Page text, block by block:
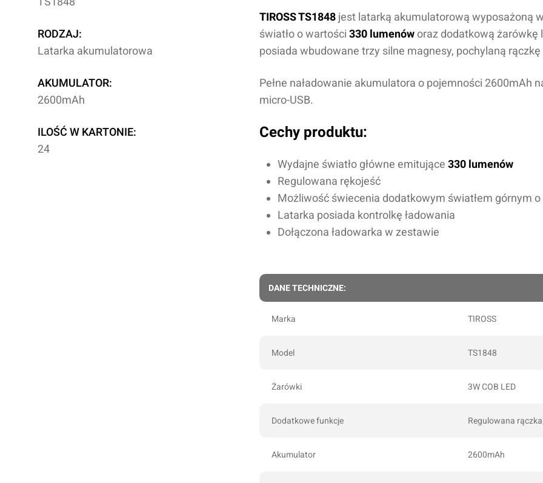
RODZAJ:
Latarka akumulatorowa
AKUMULATOR:
2600mAh
ILOŚĆ W KARTONIE:
24
TIROSS TS1848 jest latarką akumulatorową wyposażoną
światło o wartości 330 lumenóworaz dodatkową
posiada wbudowane trzy silne magnesy, pochylaną
Pełne naładowanie akumulatora o pojemności 2600mAh
micro-USB.
Cechy produktu:
Wydajne światło główne emitujące 330 lumenów
Regulowana rękojeść
Możliwość świecenia dodatkowym światłem górnym
Latarka posiada kontrolkę ładowania
Dołączona ładowarka w zestawie
DANE TECHNICZNE:
Marka TIROSS
Model TS1848
Żarówki 3W COB LED
Dodatkowe funkcje Regulowana
Akumulator 2600mAh